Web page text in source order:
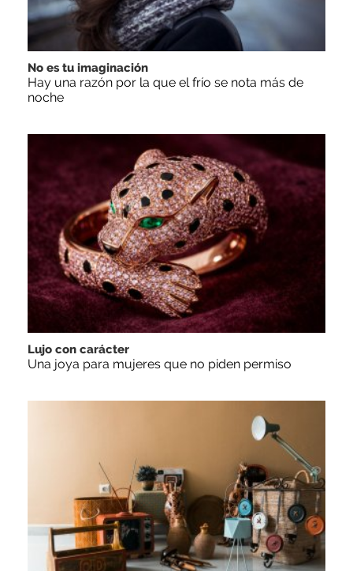
No es tu imaginación
Hay una razón por la que el frío se nota más de
noche
Lujo con carácter
Una joya para mujeres que no piden permiso